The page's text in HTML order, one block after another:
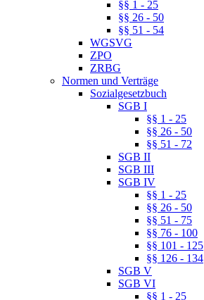
§§ 1 - 25
§§ 26 - 50
§§ 51 - 54
WGSVG
ZPO
ZRBG
Normen und Verträge
Sozialgesetzbuch
SGB I
§§ 1 - 25
§§ 26 - 50
§§ 51 - 72
SGB II
SGB III
SGB IV
§§ 1 - 25
§§ 26 - 50
§§ 51 - 75
§§ 76 - 100
§§ 101 - 125
§§ 126 - 134
SGB V
SGB VI
§§ 1 - 25